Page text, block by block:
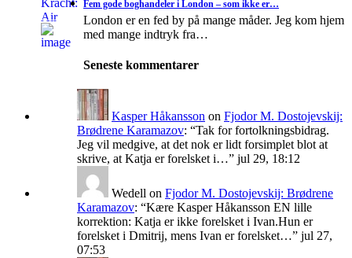
Fem gode boghandeler i London – som ikke er…
London er en fed by på mange måder. Jeg kom hjem
med mange indtryk fra…
Seneste kommentarer
Kasper Håkansson on Fjodor M. Dostojevskij:
Brødrene Karamazov: “Tak for fortolkningsbidrag.
Jeg vil medgive, at det nok er lidt forsimplet blot at
skrive, at Katja er forelsket i…” jul 29, 18:12
Wedell on Fjodor M. Dostojevskij: Brødrene
Karamazov: “Kære Kasper Håkansson EN lille
korrektion: Katja er ikke forelsket i Ivan.Hun er
forelsket i Dmitrij, mens Ivan er forelsket…” jul 27,
07:53